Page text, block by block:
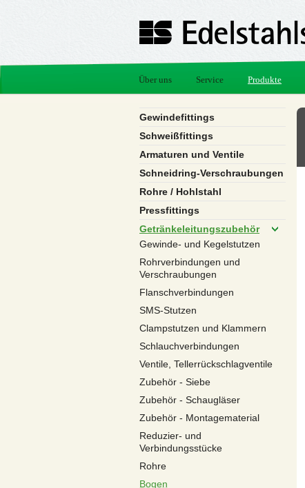
Über uns Service Produkte
Gewindefittings
Schweißfittings
Armaturen und Ventile
Schneidring-Verschraubungen
Rohre / Hohlstahl
Pressfittings
Getränkeleitungszubehör
Gewinde- und Kegelstutzen
Rohrverbindungen und
Verschraubungen
Flanschverbindungen
SMS-Stutzen
Clampstutzen und Klammern
Schlauchverbindungen
Ventile, Tellerrückschlagventile
Zubehör - Siebe
Zubehör - Schaugläser
Zubehör - Montagematerial
Reduzier- und
Verbindungsstücke
Rohre
Bogen